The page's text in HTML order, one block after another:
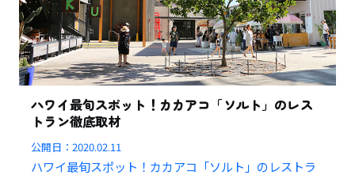
ハワイ最旬スポット！カカアコ「ソルト」のレス
トラン徹底取材
公開日：2020.02.11
ハワイ最旬スポット！カカアコ「ソルト」のレストラ